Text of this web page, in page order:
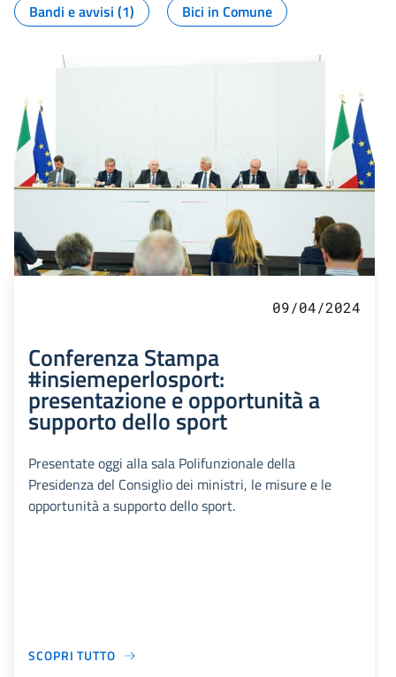
Bandi e avvisi (1)
Bici in Comune
09/04/2024
Conferenza Stampa
#insiemeperlosport:
presentazione e opportunità a
supporto dello sport
Presentate oggi alla sala Polifunzionale della
Presidenza del Consiglio dei ministri, le misure e le
opportunità a supporto dello sport.
SCOPRI TUTTO